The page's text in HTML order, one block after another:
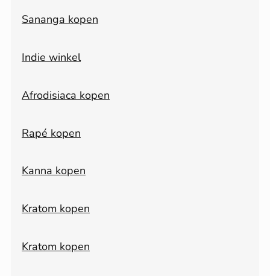
Sananga kopen
Indie winkel
Afrodisiaca kopen
Rapé kopen
Kanna kopen
Kratom kopen
Kratom kopen